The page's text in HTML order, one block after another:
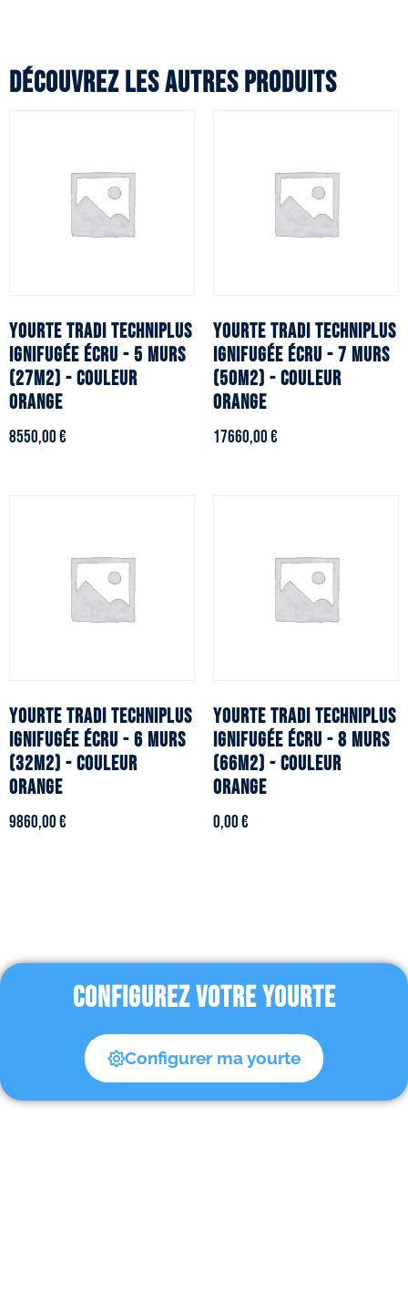
Découvrez les autres produits
YOURTE TRADI TECHNIPLUS
ignifugée écru - 5 murs
(27m2) - Couleur
orange
8550,00€
YOURTE TRADI TECHNIPLUS
ignifugée écru - 7 murs
(50m2) - Couleur
orange
17660,00€
YOURTE TRADI TECHNIPLUS
ignifugée écru - 6 murs
(32m2) - Couleur
orange
9860,00€
YOURTE TRADI TECHNIPLUS
ignifugée écru - 8 murs
(66m2) - Couleur
orange
0,00€
CONFIGUREZ VOTRE YOURTE
Configurer ma yourte